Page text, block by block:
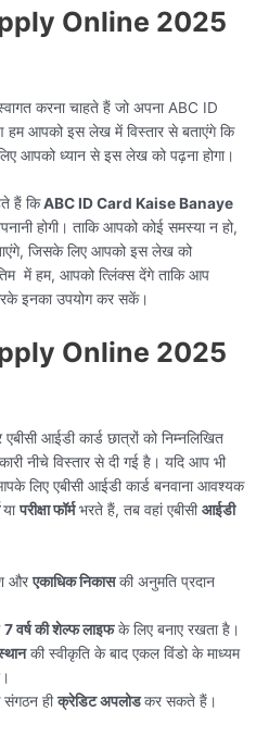
Online 2025
करना चाहते हैं जो अपना ABC ID
हम आपको इस लेख में विस्तार से बताएंगे कि
आपको ध्यान से इस लेख को पढ़ना होगा।
हैं किABC ID Card Kaise Banaye
होगी। ताकि आपको कोई समस्या न हो,
जिसके लिए आपको इस लेख को
में हम, आपको त्लिंक्स देंगे ताकि आप
इनका उपयोग कर सकें।
Online 2025
आईडी कार्ड छात्रों को निम्नलिखित
नीचे विस्तार से दी गई है। यदि आप भी
लिए एबीसी आईडी कार्ड बनवाना आवश्यक
यापरीक्षा फॉर्मभरते हैं, तब वहां एबीसीआईडी
औरएकाधिक निकासकी अनुमति प्रदान
7 वर्ष की शेल्फ लाइफके लिए बनाए रखता है।
की स्वीकृति के बाद एकल विंडो के माध्यम
संगठन हीक्रेडिट अपलोडकर सकते हैं।